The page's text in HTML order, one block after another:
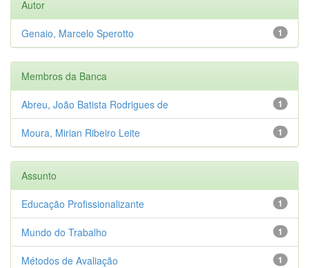
Autor
1
Genaio, Marcelo Sperotto
Membros da Banca
1
Abreu, João Batista Rodrigues de
1
Moura, Mirian Ribeiro Leite
Assunto
1
Educação Profissionalizante
1
Mundo do Trabalho
1
Métodos de Avaliação